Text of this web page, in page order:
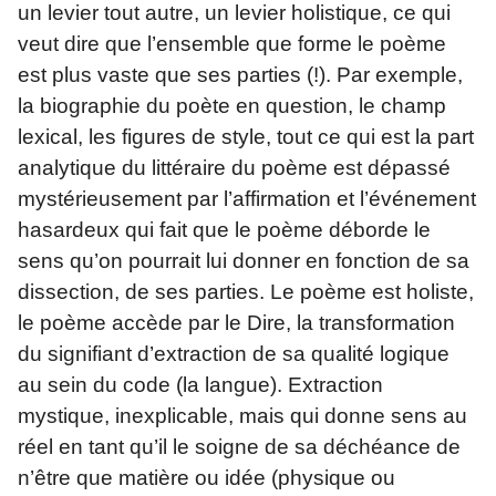
un levier tout autre, un levier holistique, ce qui
veut dire que l’ensemble que forme le poème
est plus vaste que ses parties (!). Par exemple,
la biographie du poète en question, le champ
lexical, les figures de style, tout ce qui est la part
analytique du littéraire du poème est dépassé
mystérieusement par l’affirmation et l’événement
hasardeux qui fait que le poème déborde le
sens qu’on pourrait lui donner en fonction de sa
dissection, de ses parties. Le poème est holiste,
le poème accède par le Dire, la transformation
du signifiant d’extraction de sa qualité logique
au sein du code (la langue). Extraction
mystique, inexplicable, mais qui donne sens au
réel en tant qu’il le soigne de sa déchéance de
n’être que matière ou idée (physique ou